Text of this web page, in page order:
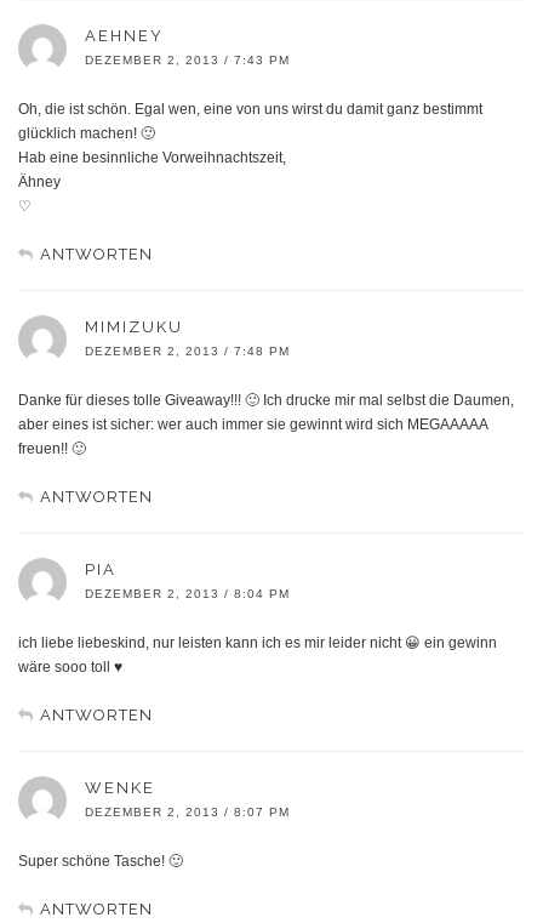
AEHNEY
DEZEMBER 2, 2013 / 7:43 PM
Oh, die ist schön. Egal wen, eine von uns wirst du damit ganz bestimmt
glücklich machen! 🙂
Hab eine besinnliche Vorweihnachtszeit,
Ähney
♡
ANTWORTEN
MIMIZUKU
DEZEMBER 2, 2013 / 7:48 PM
Danke für dieses tolle Giveaway!!! 🙂 Ich drucke mir mal selbst die Daumen,
aber eines ist sicher: wer auch immer sie gewinnt wird sich MEGAAAAA
freuen!! 🙂
ANTWORTEN
PIA
DEZEMBER 2, 2013 / 8:04 PM
ich liebe liebeskind, nur leisten kann ich es mir leider nicht 😀 ein gewinn
wäre sooo toll ♥
ANTWORTEN
WENKE
DEZEMBER 2, 2013 / 8:07 PM
Super schöne Tasche! 🙂
ANTWORTEN